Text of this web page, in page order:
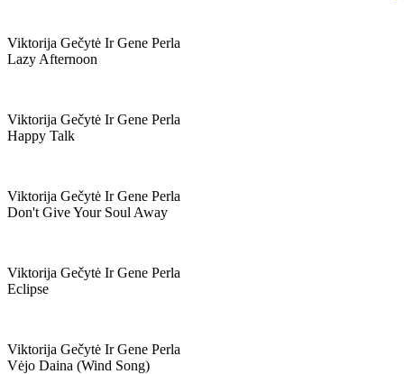
Viktorija Gečytė Ir Gene Perla
Lazy Afternoon
Viktorija Gečytė Ir Gene Perla
Happy Talk
Viktorija Gečytė Ir Gene Perla
Don't Give Your Soul Away
Viktorija Gečytė Ir Gene Perla
Eclipse
Viktorija Gečytė Ir Gene Perla
Vėjo Daina (wind Song)